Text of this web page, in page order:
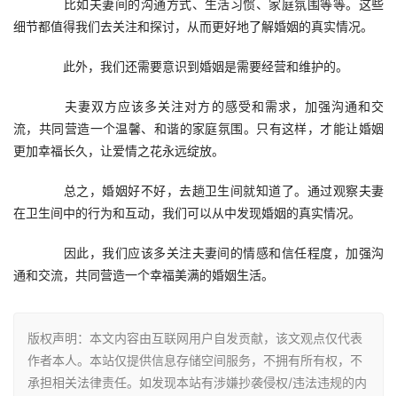
比如夫妻间的沟通方式、生活习惯、家庭氛围等等。这些
细节都值得我们去关注和探讨，从而更好地了解婚姻的真实情况。
此外，我们还需要意识到婚姻是需要经营和维护的。
夫妻双方应该多关注对方的感受和需求，加强沟通和交
流，共同营造一个温馨、和谐的家庭氛围。只有这样，才能让婚姻
更加幸福长久，让爱情之花永远绽放。
总之，婚姻好不好，去趟卫生间就知道了。通过观察夫妻
在卫生间中的行为和互动，我们可以从中发现婚姻的真实情况。
因此，我们应该多关注夫妻间的情感和信任程度，加强沟
通和交流，共同营造一个幸福美满的婚姻生活。
版权声明：本文内容由互联网用户自发贡献，该文观点仅代表
作者本人。本站仅提供信息存储空间服务，不拥有所有权，不
承担相关法律责任。如发现本站有涉嫌抄袭侵权/违法违规的内